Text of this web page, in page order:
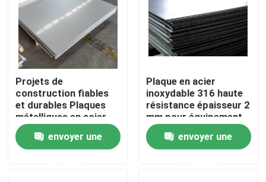
Produits
À propos de nous
Visite de l'usine
Contrôle de la qualité
Projets de
construction fiables
et durables Plaques
métalliques en acier
inoxydable Longévité
Fiabilitéenvoyer une
Plaque en acier
inoxydable 316 haute
résistance épaisseur 2
mm pour équipement
maritime
envoyer une